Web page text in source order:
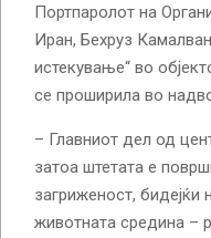
Портпаролот на
Иран, Бехруз
истекување“ во
се проширила во
– Главниот дел од
затоа штетата е
загриженост, бидејќи
животната средина –